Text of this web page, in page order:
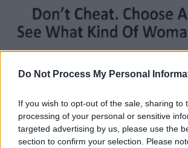
Do Not Process My Personal
If you wish to opt-out of the sale, sharing to
processing of your personal or sensitive
targeted advertising by us, please use the
section to confirm your selection. Please